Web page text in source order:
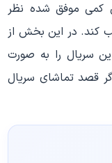
کمی موفق شده نظر
کند. در این بخش از
سریال را به صورت
قصد تماشای سریال